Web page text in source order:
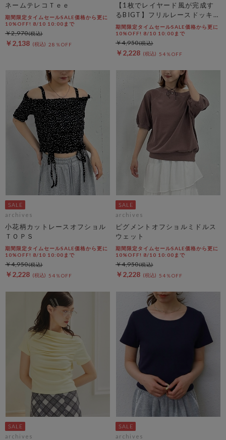
ネームテレコＴｅｅ
期間限定タイムセールSALE価格から更に
10%OFF! 8/10 10:00まで
￥2,138 28％OFF
￥2,970
【1枚でレイヤード風が完成す
るBIGT】フリルレースドッキン
グＢＩＧＴＥＥ
期間限定タイムセールSALE価格から更に
10%OFF! 8/10 10:00まで
￥2,228 54％OFF
￥4,950
archives
小花柄カットレースオフショル
ＴＯＰＳ
期間限定タイムセールSALE価格から更に
10%OFF! 8/10 10:00まで
￥2,228 54％OFF
￥4,950
archives
ピグメントオフショルミドルス
ウェット
期間限定タイムセールSALE価格から更に
10%OFF! 8/10 10:00まで
￥2,228 54％OFF
￥4,950
archives archives